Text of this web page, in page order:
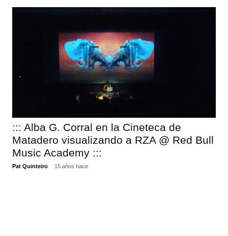
::: Alba G. Corral en la Cineteca de
Matadero visualizando a RZA @ Red Bull
Music Academy :::
Pat Quinteiro 15 años hace